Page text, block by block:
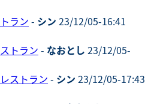
ラン - シン 23/12/05-16:41
トラン - なおとし 23/12/05-
ストラン - シン 23/12/05-17:43